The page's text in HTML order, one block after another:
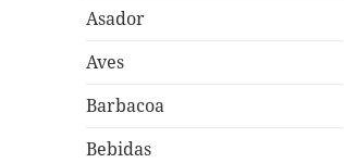
Asador
Aves
Barbacoa
Bebidas